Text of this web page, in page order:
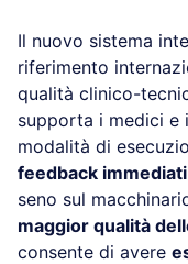
Il nuovo sistema
riferimento
qualità clinico-
supporta i medici e
modalità di
feedback immediati
seno sul
maggior qualità
consente di avere